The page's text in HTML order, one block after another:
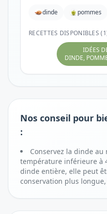
dinde
pommes
RECETTES DISPONIBLES
IDÉES
DINDE,
Nos conseil pour
:
Conservez la dinde
température inférieure à
dinde entière, elle peut
conservation plus